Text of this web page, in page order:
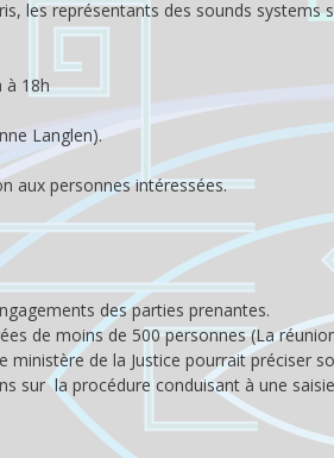
les représentants des sounds systems
à 18h
Langlen).
aux personnes intéressées.
des parties prenantes.
de moins de 500 personnes (La
ministère de la Justice pourrait préciser
sur la procédure conduisant à une